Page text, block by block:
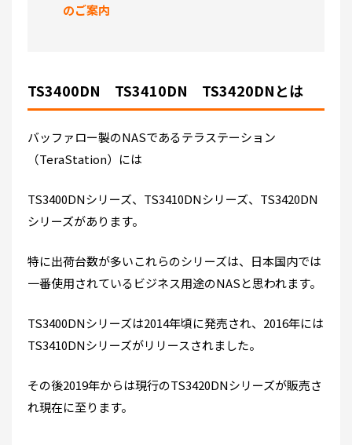
のご案内
TS3400DN TS3410DN TS3420DNとは
バッファロー製のNASであるテラステーション
（TeraStation）には
TS3400DNシリーズ、TS3410DNシリーズ、TS3420DN
シリーズがあります。
特に出荷台数が多いこれらのシリーズは、日本国内では
一番使用されているビジネス用途のNASと思われます。
TS3400DNシリーズは2014年頃に発売され、2016年には
TS3410DNシリーズがリリースされました。
その後2019年からは現行のTS3420DNシリーズが販売さ
れ現在に至ります。